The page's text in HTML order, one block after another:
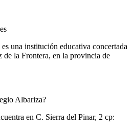
una institución educativa concertada
de la Frontera, en la provincia de
Albariza?
en C. Sierra del Pinar, 2 cp: